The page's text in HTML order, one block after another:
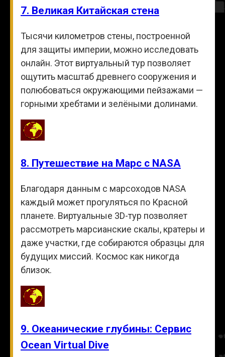
7. Великая Китайская стена
Тысячи километров стены, построенной
для защиты империи, можно исследовать
онлайн. Этот виртуальный тур позволяет
ощутить масштаб древнего сооружения и
полюбоваться окружающими пейзажами —
горными хребтами и зелёными долинами.
8. Путешествие на Марс с NASA
Благодаря данным с марсоходов NASA
каждый может прогуляться по Красной
планете. Виртуальные 3D-тур позволяет
рассмотреть марсианские скалы, кратеры и
даже участки, где собираются образцы для
будущих миссий. Космос как никогда
близок.
9. Океанические глубины: Сервис
Ocean Virtual Dive